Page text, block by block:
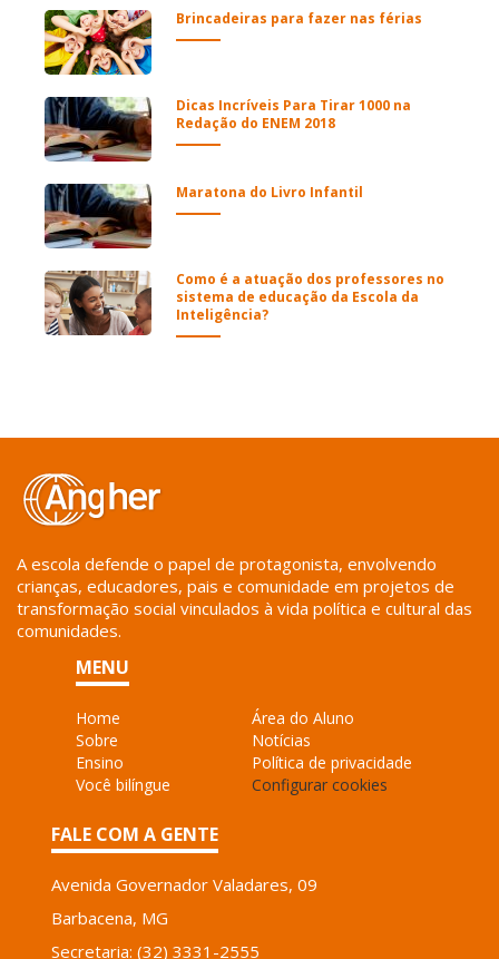
Brincadeiras para fazer nas férias
Dicas Incríveis Para Tirar 1000 na
Redação do ENEM 2018
Maratona do Livro Infantil
Como é a atuação dos professores no
sistema de educação da Escola da
Inteligência?
A escola defende o papel de protagonista, envolvendo
crianças, educadores, pais e comunidade em projetos de
transformação social vinculados à vida política e cultural das
comunidades.
MENU
Home
Sobre
Ensino
Você bilíngue
Área do Aluno
Notícias
Política de privacidade
Configurar cookies
FALE COM A GENTE
Avenida Governador Valadares, 09
Barbacena, MG
Secretaria: (32) 3331-2555